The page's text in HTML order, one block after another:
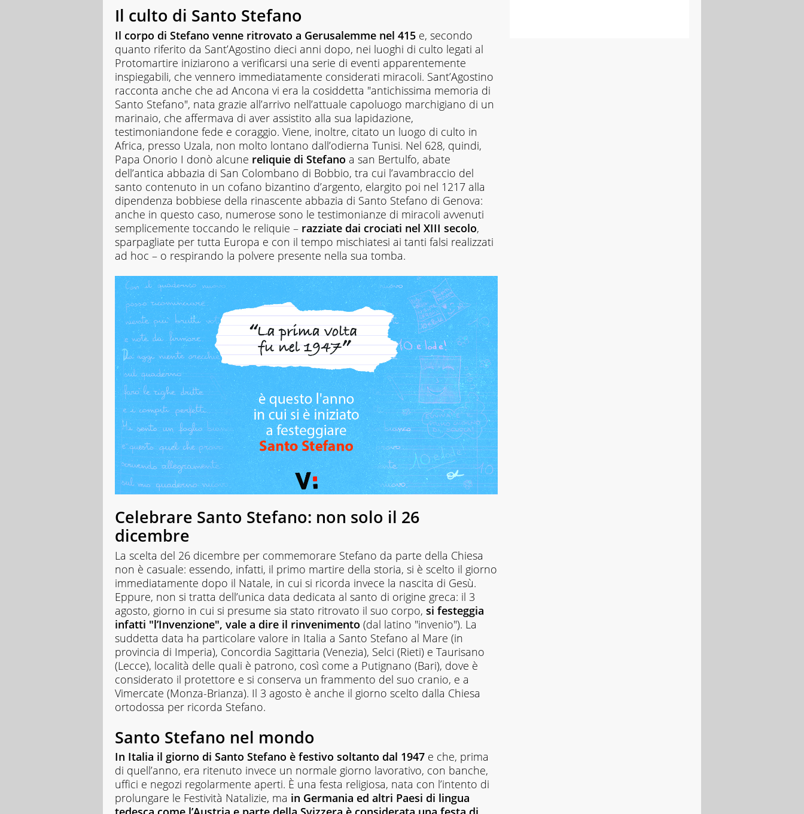
Il culto di Santo Stefano
Il corpo di Stefano venne ritrovato a Gerusalemme nel 415 e, secondo
quanto riferito da Sant’Agostino dieci anni dopo, nei luoghi di culto legati al
Protomartire iniziarono a verificarsi una serie di eventi apparentemente
inspiegabili, che vennero immediatamente considerati miracoli. Sant’Agostino
racconta anche che ad Ancona vi era la cosiddetta "antichissima memoria di
Santo Stefano", nata grazie all’arrivo nell’attuale capoluogo marchigiano di un
marinaio, che affermava di aver assistito alla sua lapidazione,
testimoniandone fede e coraggio. Viene, inoltre, citato un luogo di culto in
Africa, presso Uzala, non molto lontano dall’odierna Tunisi. Nel 628, quindi,
Papa Onorio I donò alcune reliquie di Stefano a san Bertulfo, abate
dell’antica abbazia di San Colombano di Bobbio, tra cui l’avambraccio del
santo contenuto in un cofano bizantino d’argento, elargito poi nel 1217 alla
dipendenza bobbiese della rinascente abbazia di Santo Stefano di Genova:
anche in questo caso, numerose sono le testimonianze di miracoli avvenuti
semplicemente toccando le reliquie – razziate dai crociati nel XIII secolo,
sparpagliate per tutta Europa e con il tempo mischiatesi ai tanti falsi realizzati
ad hoc – o respirando la polvere presente nella sua tomba.
Celebrare Santo Stefano: non solo il 26
dicembre
La scelta del 26 dicembre per commemorare Stefano da parte della Chiesa
non è casuale: essendo, infatti, il primo martire della storia, si è scelto il giorno
immediatamente dopo il Natale, in cui si ricorda invece la nascita di Gesù.
Eppure, non si tratta dell’unica data dedicata al santo di origine greca: il 3
agosto, giorno in cui si presume sia stato ritrovato il suo corpo, si festeggia
infatti "l’Invenzione", vale a dire il rinvenimento (dal latino "invenio"). La
suddetta data ha particolare valore in Italia a Santo Stefano al Mare (in
provincia di Imperia), Concordia Sagittaria (Venezia), Selci (Rieti) e Taurisano
(Lecce), località delle quali è patrono, così come a Putignano (Bari), dove è
considerato il protettore e si conserva un frammento del suo cranio, e a
Vimercate (Monza-Brianza). Il 3 agosto è anche il giorno scelto dalla Chiesa
ortodossa per ricorda Stefano.
Santo Stefano nel mondo
In Italia il giorno di Santo Stefano è festivo soltanto dal 1947 e che, prima
di quell’anno, era ritenuto invece un normale giorno lavorativo, con banche,
uffici e negozi regolarmente aperti. È una festa religiosa, nata con l’intento di
prolungare le Festività Natalizie, ma in Germania ed altri Paesi di lingua